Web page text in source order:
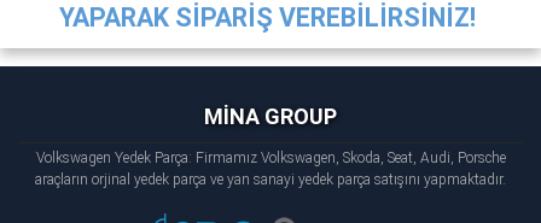
YAPARAK SİPARİŞ VEREBİLİRSİNİZ!
MİNA GROUP
Volkswagen Yedek Parça: Firmamız Volkswagen, Skoda, Seat, Audi, Porsche
araçların orjinal yedek parça ve yan sanayi yedek parça satışını yapmaktadır.